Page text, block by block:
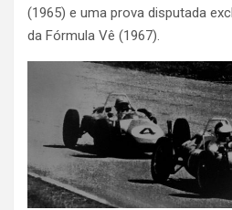
(1965) e uma prova disputada
da Fórmula Vê (1967).